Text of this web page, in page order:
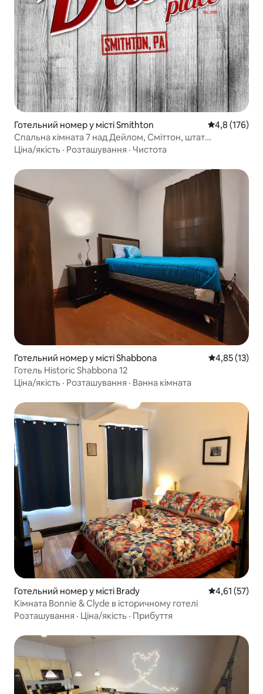
Готельний номер у місті Smithton Середня
4,8 (176)
Спальна кімната 7 над Дейлом, Сміттон, штат
Пенсильванія
Ціна/якість · Розташування · Чистота
Готельний номер у місті Shabbona Середня
4,85 (13)
Готель Historic Shabbona 12
Ціна/якість · Розташування · Ванна кімната
Готельний номер у місті Brady Середня
4,61 (57)
Кімната Bonnie & Clyde в історичному готелі
Розташування · Ціна/якість · Прибуття